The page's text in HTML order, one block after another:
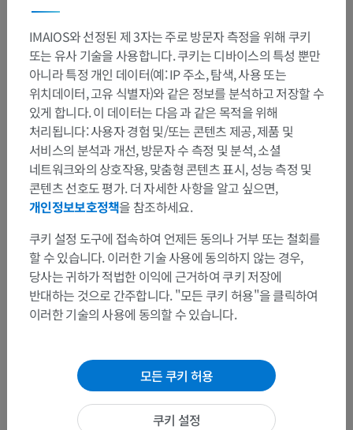
번역
문제를 발견하셨나요?
수정이나, 번역 또는 콘텐츠 개선에 제안이 있으면 언제든
연락 주세요.
문제 보고
앱 다운로드
IMAIOS와 선정된 제 3자는 주로 방문자 측정을 위해 쿠키
또는 유사 기술을 사용합니다. 쿠키는 디바이스의 특성 뿐만
아니라 특정 개인 데이터(예: IP 주소, 탐색, 사용 또는
위치데이터, 고유 식별자)와 같은 정보를 분석하고 저장할 수
있게 합니다. 이 데이터는 다음 과 같은 목적을 위해
처리됩니다: 사용자 경험 및/또는 콘텐츠 제공, 제품 및
서비스의 분석과 개선, 방문자 수 측정 및 분석, 소셜
네트워크와의 상호작용, 맞춤형 콘텐츠 표시, 성능 측정 및
콘텐츠 선호도 평가. 더 자세한 사항을 알고 싶으면,
개인정보보호정책을 참조하세요.
쿠키 설정 도구에 접속하여 언제든 동의나 거부 또는 철회를
할 수 있습니다. 이러한 기술 사용에 동의하지 않는 경우,
당사는 귀하가 적법한 이익에 근거하여 쿠키 저장에
반대하는 것으로 간주합니다. "모든 쿠키 허용"을 클릭하여
이러한 기술의 사용에 동의할 수 있습니다.
모든 쿠키 허용
쿠키 설정